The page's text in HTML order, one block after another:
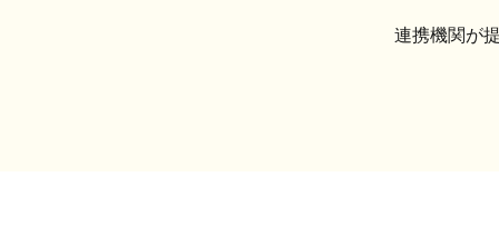
連携機関が